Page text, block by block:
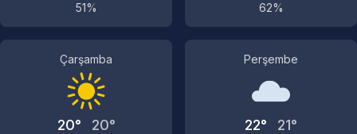
51%
62%
Çarşamba
20° 20°
Perşembe
22° 21°